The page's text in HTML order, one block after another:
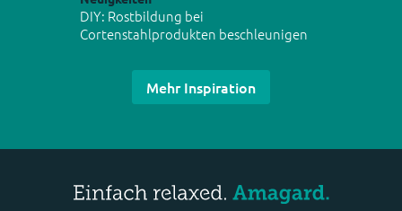
DIY: Rostbildung bei
Cortenstahlprodukten beschleunigen
Mehr Inspiration